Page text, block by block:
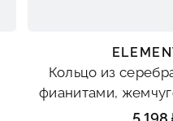
Кольцо из
фианитами,